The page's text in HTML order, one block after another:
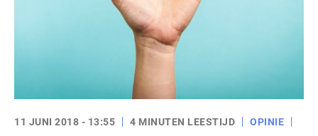
11 JUNI 2018 - 13:55 4 MINUTEN LEESTIJD
OPINIE